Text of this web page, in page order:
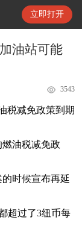
立即打开
油站可能
3543
税减免政策到期
油税减免政
时候宣布再延
超过了3纽币每